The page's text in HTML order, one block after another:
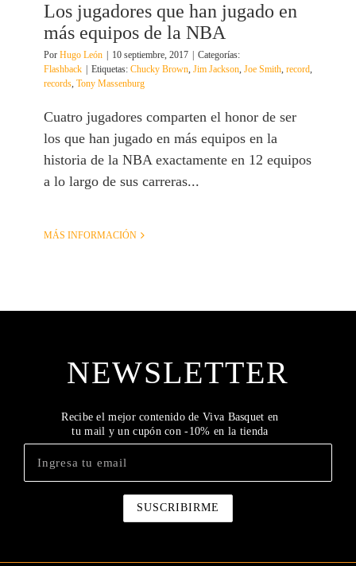
Los jugadores que han jugado en
más equipos de la NBA
Por Hugo León 10 septiembre, 2017
Categorías:
Flashback
Etiquetas: Chucky Brown, Jim Jackson, Joe Smith, record,
records, Tony Massenburg
Cuatro jugadores comparten el honor de ser
los que han jugado en más equipos en la
historia de la NBA exactamente en 12 equipos
a lo largo de sus carreras...
MÁS INFORMACIÓN
NEWSLETTER
Recibe el mejor contenido de Viva Basquet en
tu mail y un cupón con -10% en la tienda